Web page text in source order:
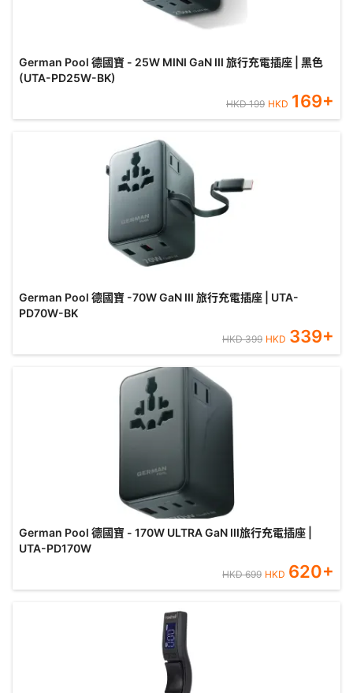
German Pool 德國寶 - 25W MINI GaN III 旅行充電插座 | 黑色
(UTA-PD25W-BK)
HKD199 HKD 169+
German Pool 德國寶 -70W GaN III 旅行充電插座 | UTA-
PD70W-BK
HKD399 HKD 339+
German Pool 德國寶 - 170W ULTRA GaN III旅行充電插座 |
UTA-PD170W
HKD699 HKD 620+